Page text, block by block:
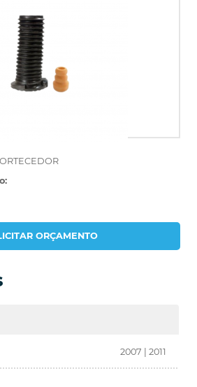
ORÇAMENTO
2007 | 2011